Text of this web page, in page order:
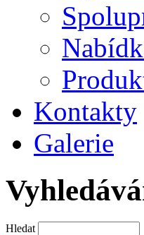
Kontakty
Galerie
Hledat